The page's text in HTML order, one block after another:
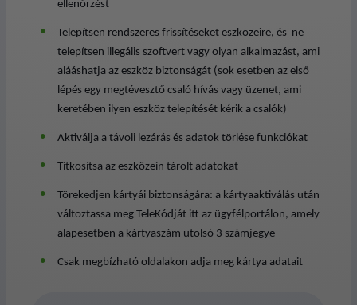
ellenőrzést
Telepítsen rendszeres frissítéseket eszközeire, és ne
telepítsen illegális szoftvert vagy olyan alkalmazást, ami
alááshatja az eszköz biztonságát (sok esetben az első
lépés egy megtévesztő csaló hívás vagy üzenet, ami
keretében ilyen eszköz telepítését kérik a csalók)
Aktiválja a távoli lezárás és adatok törlése funkciókat
Titkosítsa az eszközein tárolt adatokat
Törekedjen kártyái biztonságára: a kártyaaktiválás után
változtassa meg TeleKódját itt az ügyfélportálon, amely
alapesetben a kártyaszám utolsó 3 számjegye
Csak megbízható oldalakon adja meg kártya adatait